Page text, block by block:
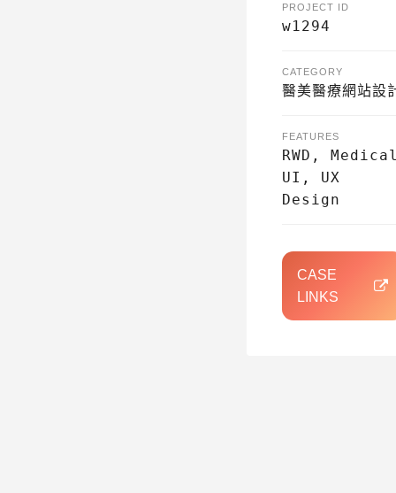
PROJECT ID
w1294
CATEGORY
醫美醫療網站設
FEATURES
RWD,
UI, UX
Design
CASE
LINKS